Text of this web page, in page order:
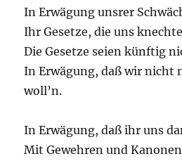
In Erwägung unsrer
Ihr Gesetze, die uns
Die Gesetze seien künftig
In Erwägung, daß wir nicht
woll’n.
In Erwägung, daß ihr uns
Mit Gewehren und